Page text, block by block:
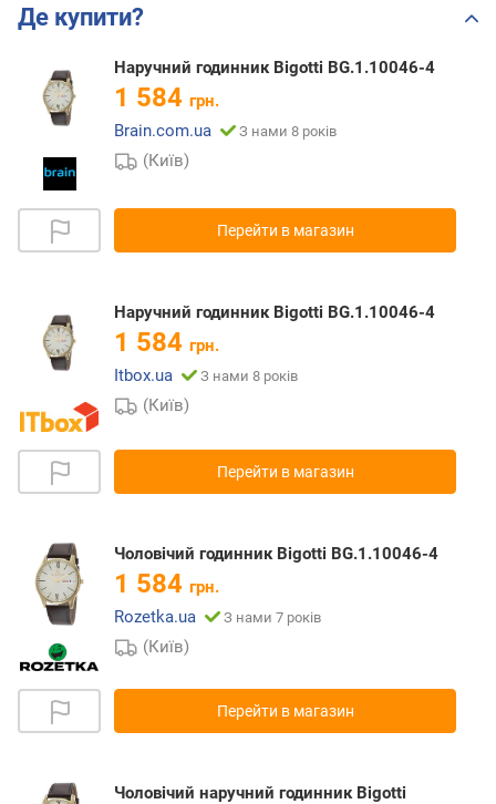
Де купити?
Наручний годинник Bigotti BG.1.10046-4
1 584 грн.
Brain.com.ua
З нами 8 років
(Київ)
Перейти в магазин
Наручний годинник Bigotti BG.1.10046-4
1 584 грн.
Itbox.ua
З нами 8 років
(Київ)
Перейти в магазин
Чоловічий годинник Bigotti BG.1.10046-4
1 584 грн.
Rozetka.ua
З нами 7 років
(Київ)
Перейти в магазин
Чоловічий наручний годинник Bigotti